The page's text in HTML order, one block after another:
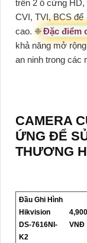
trên 2 ổ cứng
CVI, TVI, BCS để
cao. ❈Đặc điểm
khả năng mở
an ninh trong các
CAMERA
ỨNG ĐỂ
THƯƠNG
Đầu Ghi Hình
Hikvision
DS-7616NI-
K2
VNĐ